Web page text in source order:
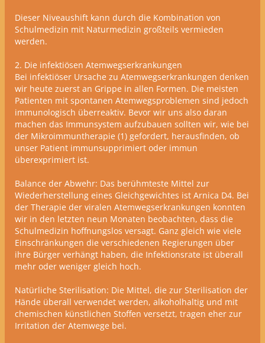
Dieser Niveaushift kann durch die Kombination von
Schulmedizin mit Naturmedizin großteils vermieden
werden.
2. Die infektiösen Atemwegserkrankungen
Bei infektiöser Ursache zu Atemwegserkrankungen denken
wir heute zuerst an Grippe in allen Formen. Die meisten
Patienten mit spontanen Atemwegsproblemen sind jedoch
immunologisch überreaktiv. Bevor wir uns also daran
machen das Immunsystem aufzubauen sollten wir, wie bei
der Mikroimmuntherapie (1) gefordert, herausfinden, ob
unser Patient immunsupprimiert oder immun
überexprimiert ist.
Balance der Abwehr: Das berühmteste Mittel zur
Wiederherstellung eines Gleichgewichtes ist Arnica D4. Bei
der Therapie der viralen Atemwegserkrankungen konnten
wir in den letzten neun Monaten beobachten, dass die
Schulmedizin hoffnungslos versagt. Ganz gleich wie viele
Einschränkungen die verschiedenen Regierungen über
ihre Bürger verhängt haben, die Infektionsrate ist überall
mehr oder weniger gleich hoch.
Natürliche Sterilisation: Die Mittel, die zur Sterilisation der
Hände überall verwendet werden, alkoholhaltig und mit
chemischen künstlichen Stoffen versetzt, tragen eher zur
Irritation der Atemwege bei.